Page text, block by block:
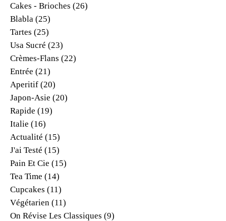
Cakes - Brioches (26)
Blabla (25)
Tartes (25)
Usa Sucré (23)
Crèmes-Flans (22)
Entrée (21)
Aperitif (20)
Japon-Asie (20)
Rapide (19)
Italie (16)
Actualité (15)
J'ai Testé (15)
Pain Et Cie (15)
Tea Time (14)
Cupcakes (11)
Végétarien (11)
On Révise Les Classiques (9)